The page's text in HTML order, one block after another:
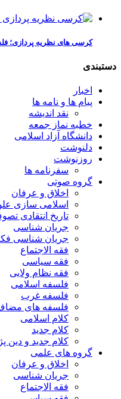
کرسی های نظریه پردازی؛
دستبندی
اخبار
پیام ها و نامه ها
نقد اندیشه
خطبه نماز جمعه
دانشگاه آزاد اسلامی
دلنوشت
روزنوشت
سفرنامه ها
گروه صوتی
اخلاق و عرفان
اسلامی سازی
تاریخ انتقادی
جریان شناسی
جریان شناسی
فقه الاجتماع
فقه سیاسی
فقه نظام ولایی
فلسفه اسلامی
فلسفه غرب
فلسفه های
کلام اسلامی
کلام جدید
کلام جدید و دین
گروه های علمی
اخلاق و عرفان
جریان شناسی
فقه الاجتماع